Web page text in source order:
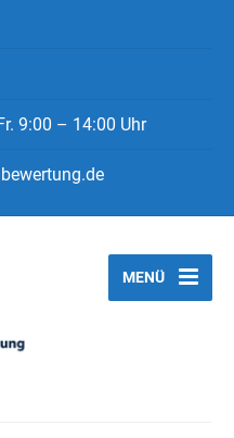
9:00 – 14:00 Uhr
MENÜ